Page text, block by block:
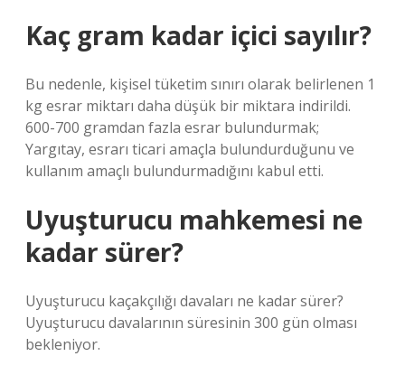
Kaç gram kadar içici sayılır?
Bu nedenle, kişisel tüketim sınırı olarak belirlenen 1
kg esrar miktarı daha düşük bir miktara indirildi.
600-700 gramdan fazla esrar bulundurmak;
Yargıtay, esrarı ticari amaçla bulundurduğunu ve
kullanım amaçlı bulundurmadığını kabul etti.
Uyuşturucu mahkemesi ne
kadar sürer?
Uyuşturucu kaçakçılığı davaları ne kadar sürer?
Uyuşturucu davalarının süresinin 300 gün olması
bekleniyor.